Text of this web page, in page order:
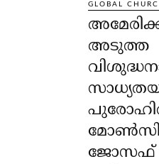
GLOBAL
അടുത്ത
ജോസഫ്